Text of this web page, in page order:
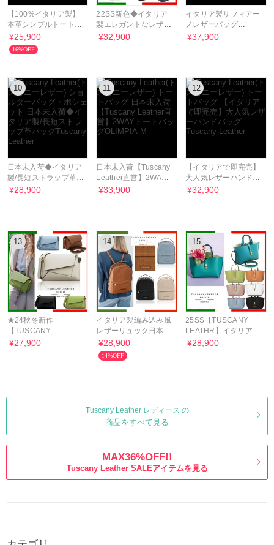
【100%イタリア製】
本革シンプルトートバ
ッグ TUSCANY
LEATHER
¥25,900
16%OFF
22SS新色◆イタリア
製エレガントなレザー
バッグ
¥32,900
イタリア製サフィアー
ノレザーバッグ
TUSCANY LEATHER
¥37,900
10
日本未入荷◆イタリア
製/長短ストラップ革バ
ッグTuscany Leather
¥28,900
11
日本未入荷【Tuscany
Leather直営】2WAY
トートバッグ
¥33,900
12
【イタリアで即完売】
大人気レザーハンドバ
ッグ Tuscany Leather
¥32,900
13
★24秋冬新作
【TUSCANY
LEATHER】イタリア
¥27,900
14
イタリア製編み込み風
レザーリュック日本未
入荷 Tuscany Leather
¥28,900
14%OFF
15
25SS【TUSCANY
LEATHR】イタリア製
2WAYレザーバッグ★
¥28,900
Tuscany Leather レディース の
商品をすべて見る
MAX36%OFF!!
Tuscany Leather SALEアイテムを見る